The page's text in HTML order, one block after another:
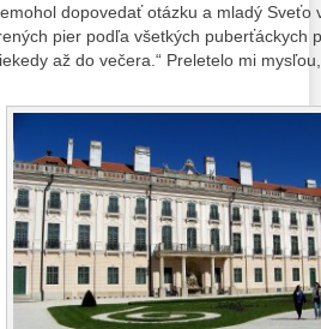
dopovedať otázku a mladý Sveťo
pier podľa všetkých puberťáckych
až do večera.“ Preletelo mi